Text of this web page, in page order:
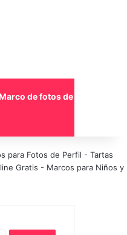
de fotos de collage
para Fotos de Perfil - Tartas
Gratis - Marcos para Niños y